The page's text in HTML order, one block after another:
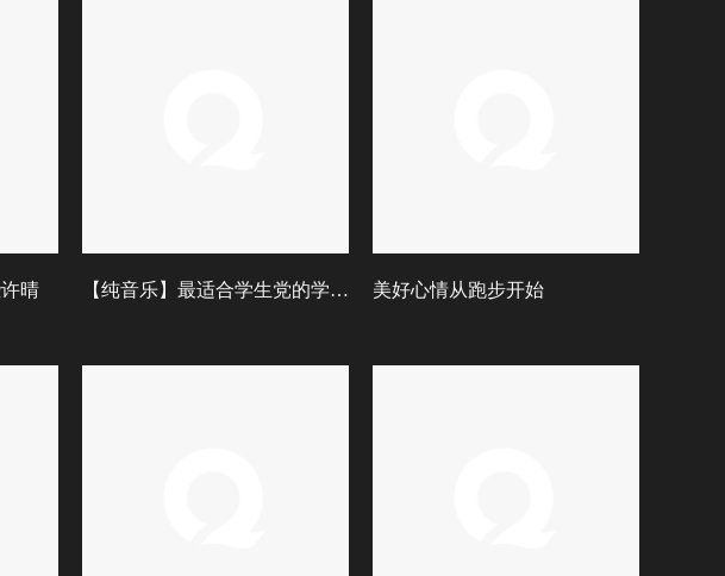
晴 【纯音乐】最适合学生党的学习歌单 美好心情从跑步开始